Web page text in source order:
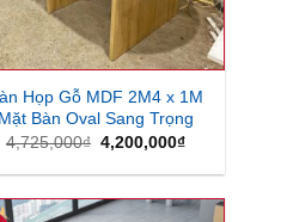
Họp Gỗ MDF 2M4 x 1M
Mặt Bàn Oval Sang Trọng
4,725,000₫ Giá
là:
4,200,000₫Giá
tại
4,200,000₫.